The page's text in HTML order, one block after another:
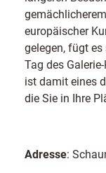
europäischer
gelegen, fügt
Tag des
ist damit eines
die Sie in Ihre
Adresse: